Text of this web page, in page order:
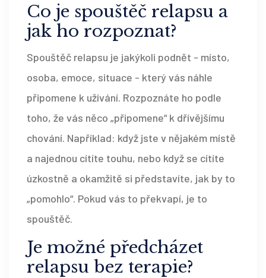
Co je spouštěč relapsu a
jak ho rozpoznat?
Spouštěč relapsu je jakýkoli podnět - místo,
osoba, emoce, situace - který vás náhle
připomene k užívání. Rozpoznáte ho podle
toho, že vás něco „připomene“ k dřívějšímu
chování. Například: když jste v nějakém místě
a najednou cítíte touhu, nebo když se cítíte
úzkostně a okamžitě si představíte, jak by to
„pomohlo“. Pokud vás to překvapí, je to
spouštěč.
Je možné předcházet
relapsu bez terapie?